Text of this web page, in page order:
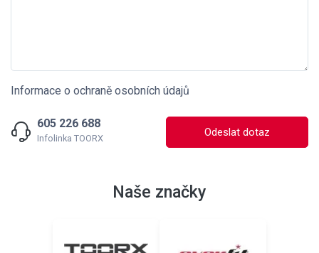
Informace o ochraně osobních údajů
605 226 688
Infolinka TOORX Odeslat dotaz
Naše značky